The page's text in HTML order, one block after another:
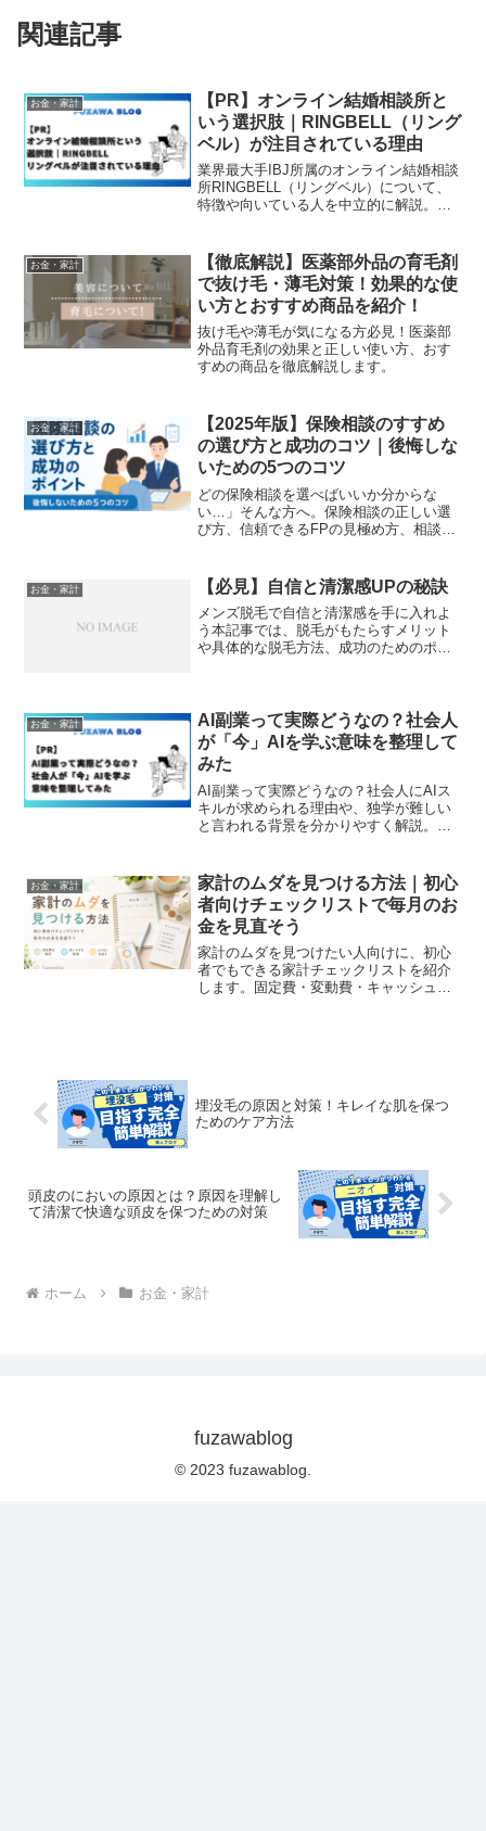
関連記事
お金・家計
【PR】オンライン結婚相談所と
いう選択肢｜RINGBELL（リング
ベル）が注目されている理由
業界最大手IBJ所属のオンライン結婚相談
所RINGBELL（リングベル）について、
特徴や向いている人を中立的に解説。忙
（PR）
お金・家計
【徹底解説】医薬部外品の育毛剤
で抜け毛・薄毛対策！効果的な使
い方とおすすめ商品を紹介！
抜け毛や薄毛が気になる方必見！医薬部
外品育毛剤の効果と正しい使い方、おす
すめの商品を徹底解説します。
お金・家計
【2025年版】保険相談のすすめ
の選び方と成功のコツ｜後悔しな
いための5つのコツ
どの保険相談を選べばいいか分からな
い…」そんな方へ。保険相談の正しい選
び方、信頼できるFPの見極め方、相談前
お金・家計 【必見】自信と清潔感UPの秘訣
メンズ脱毛で自信と清潔感を手に入れよ
う本記事では、脱毛がもたらすメリット
や具体的な脱毛方法、成功のためのポイ
お金・家計
AI副業って実際どうなの？社会人
が「今」AIを学ぶ意味を整理して
みた
AI副業って実際どうなの？社会人にAIス
キルが求められる理由や、独学が難しい
と言われる背景を分かりやすく解説。こ
お金・家計
家計のムダを見つける方法｜初心
者向けチェックリストで毎月のお
金を見直そう
家計のムダを見つけたい人向けに、初心
者でもできる家計チェックリストを紹介
します。固定費・変動費・キャッシュフ
埋没毛の原因と対策！キレイな肌を保つ
ためのケア方法
頭皮のにおいの原因とは？原因を理解し
て清潔で快適な頭皮を保つための対策
ホーム お金・家計
fuzawablog
© 2023 fuzawablog.